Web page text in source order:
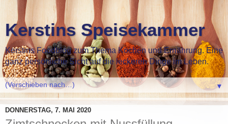
Kerstins Speisekammer
Kerstins Foodblog zum Thema Kochen und Ernährung. Eine
ganz persönliche Sicht auf die leckeren Dinge im Leben.
▼
DONNERSTAG, 7. MAI 2020